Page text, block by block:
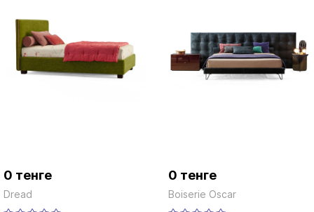
0 тенге
Dread
0 тенге
Boiserie Oscar